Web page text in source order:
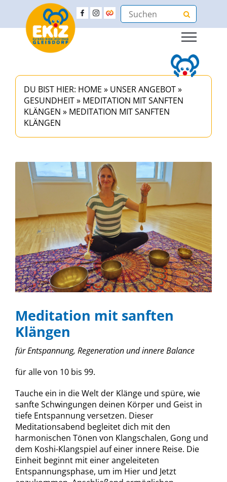
DU BIST HIER: HOME » UNSER ANGEBOT»
GESUNDHEIT» MEDITATION MIT SANFTEN
KLÄNGEN » MEDITATION MIT SANFTEN
KLÄNGEN
Meditation mit sanften
Klängen
für Entspannung, Regeneration und innere Balance
für alle von 10 bis 99.
Tauche ein in die Welt der Klänge und spüre, wie
sanfte Schwingungen deinen Körper und Geist in
tiefe Entspannung versetzen. Dieser
Meditationsabend begleitet dich mit den
harmonischen Tönen von Klangschalen, Gong und
dem Koshi-Klangspiel auf einer innere Reise. Die
Einheit beginnt mit einer angeleiteten
Entspannungsphase, um im Hier und Jetzt